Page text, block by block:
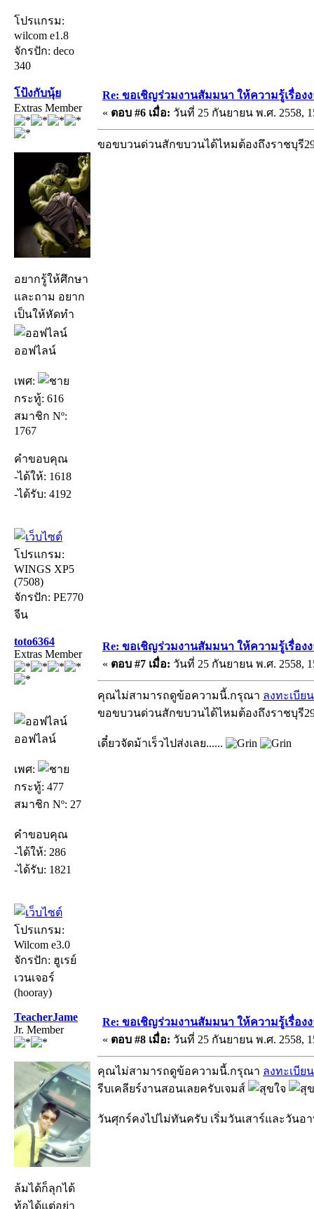
โปรแกรม:
wilcom e1.8
จักรปัก: deco
340
โป้งกับนุ้ย
Extras Member
อยากรู้ให้ศึกษา
และถาม อยาก
เป็นให้หัดทำ
ออฟไลน์
เพศ:
กระทู้: 616
สมาชิก Nº:
1767
คำขอบคุณ
-ได้ให้: 1618
-ได้รับ: 4192
โปรแกรม:
WINGS XP5
(7508)
จักรปัก: PE770
จีน
Re: ขอเชิญร่วมงานสัมมนา ให้ความรู้เรื่อง
« ตอบ #6 เมื่อ: วันที่ 25 กันยายน พ.ศ. 2558,
ขอขบวนด่วนสักขบวนได้ไหมต้องถึงราชบุรี
toto6364
Extras Member
ออฟไลน์
เพศ:
กระทู้: 477
สมาชิก Nº: 27
คำขอบคุณ
-ได้ให้: 286
-ได้รับ: 1821
โปรแกรม:
Wilcom e3.0
จักรปัก: ฮูเรย์
เวนเจอร์
(hooray)
Re: ขอเชิญร่วมงานสัมมนา ให้ความรู้เรื่อง
« ตอบ #7 เมื่อ: วันที่ 25 กันยายน พ.ศ. 2558,
คุณไม่สามารถดูข้อความนี้.กรุณา ลงทะเบียน
ขอขบวนด่วนสักขบวนได้ไหมต้องถึงราชบุรี
เดี๋ยวจัดม้าเร็วไปส่งเลย......
TeacherJame
Jr. Member
ล้มได้ก็ลุกได้
ท้อได้แต่อย่า
Re: ขอเชิญร่วมงานสัมมนา ให้ความรู้เรื่อง
« ตอบ #8 เมื่อ: วันที่ 25 กันยายน พ.ศ. 2558,
คุณไม่สามารถดูข้อความนี้.กรุณา ลงทะเบียน
รีบเคลียร์งานสอนเลยครับเจมส์
วันศุกร์คงไปไม่ทันครับ เริ่มวันเสาร์และวันอ